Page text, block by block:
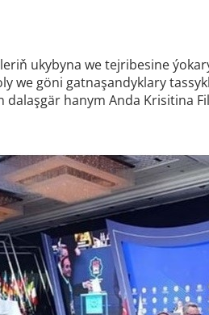
ukybyna we tejribesine
we göni gatnaşandyklary
hanym Anda Krisitina